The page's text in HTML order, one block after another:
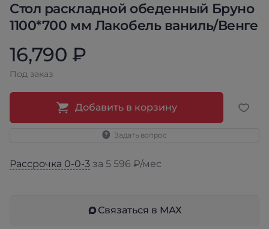
Стол раскладной обеденный Бруно
1100*700 мм Лакобель ваниль/Венге
16,790 ₽
Под заказ
Добавить в корзину
Задать вопрос
Рассрочка 0-0-3 за 5 596 ₽/мес
Связаться в МАХ